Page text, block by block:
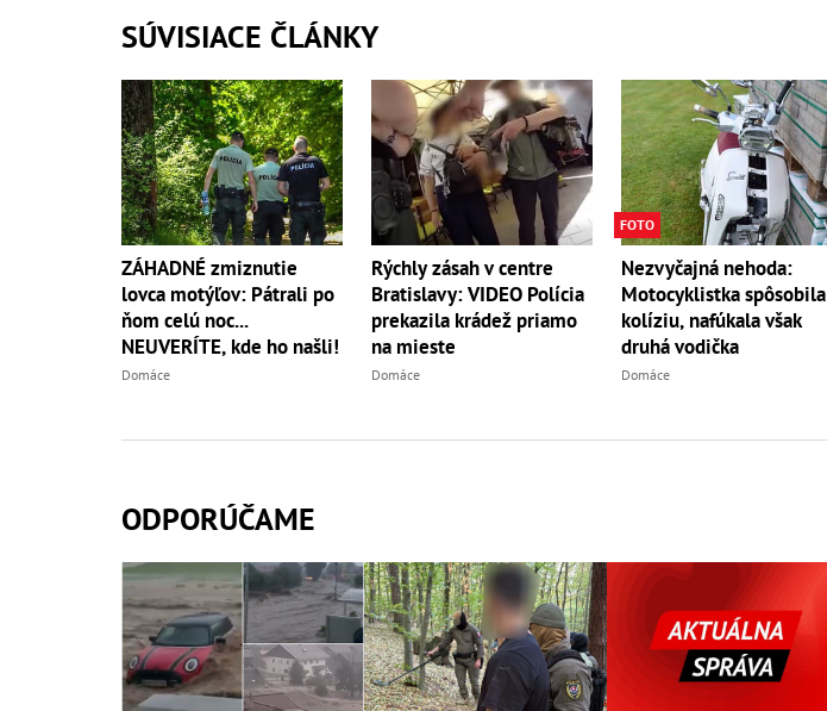
SÚVISIACE ČLÁNKY
ZÁHADNÉ zmiznutie
lovca motýľov: Pátrali po
ňom celú noc...
NEUVERÍTE, kde ho našli!
Domáce
Rýchly zásah v centre
Bratislavy: VIDEO Polícia
prekazila krádež priamo
na mieste
Domáce
FOTO
Nezvyčajná nehoda:
Motocyklistka spôsobila
kolíziu, nafúkala však
druhá vodička
Domáce
ODPORÚČAME